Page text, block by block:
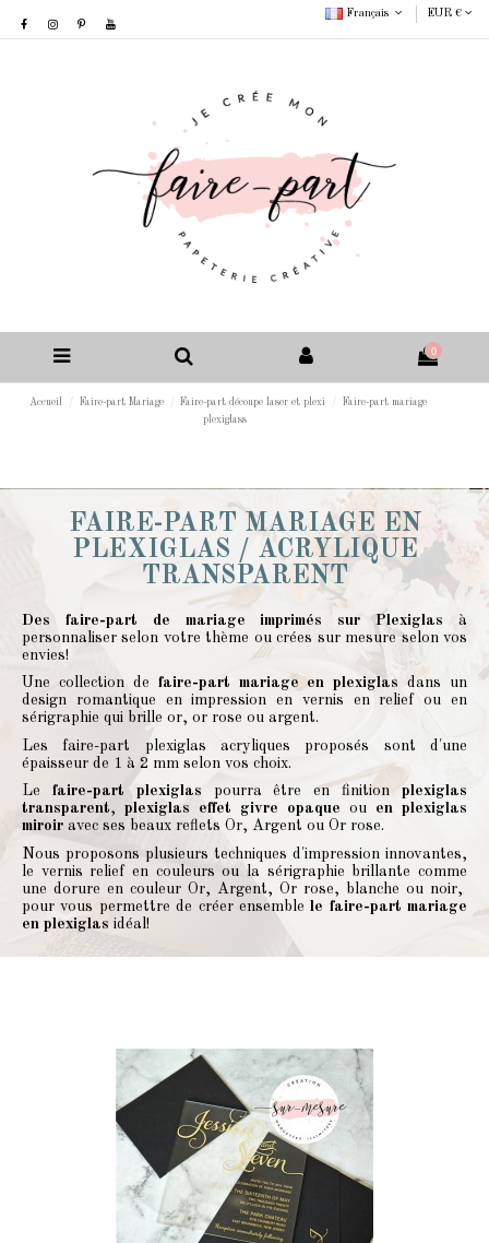
Français EUR €
0
Accueil Faire-part Mariage Faire-part découpe laser et plexi
Faire-part mariage
plexiglass
FAIRE-PART MARIAGE EN
PLEXIGLAS / ACRYLIQUE
TRANSPARENT
Des faire-part de mariage imprimés sur Plexiglas à
personnaliser selon votre thème ou crées sur mesure selon vos
envies!
Une collection de faire-part mariage en plexiglasdans un
design romantique en impression en vernis en relief ou en
sérigraphie qui brille or, or rose ou argent.
Les faire-part plexiglas acryliques proposés sont d'une
épaisseur de 1 à 2 mm selon vos choix.
Le faire-part plexiglas pourra être en finitionplexiglas
transparent, plexiglas effet givre opaque ou en plexiglas
miroir avec ses beaux reflets Or, Argent ou Or rose.
Nous proposons plusieurs techniques d'impression innovantes,
le vernis relief en couleurs ou la sérigraphie brillante comme
une dorure en couleur Or, Argent, Or rose, blanche ou noir,
pour vous permettre de créer ensemblele faire-part mariage
en plexiglas idéal!